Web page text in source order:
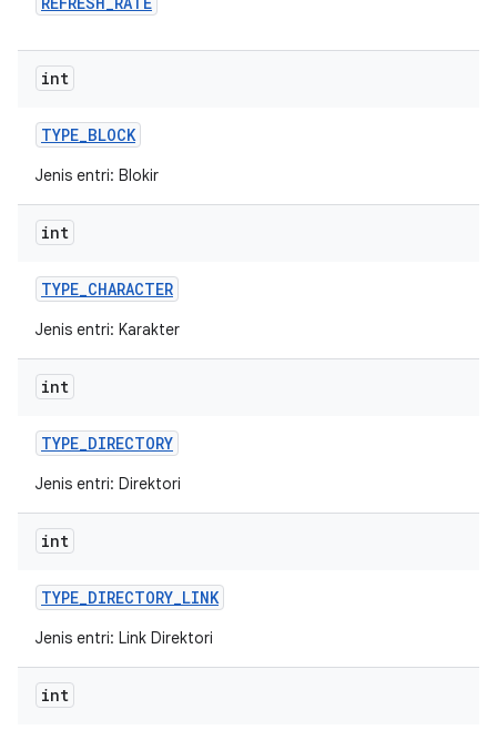
int
TYPE_BLOCK
Jenis entri: Blokir
int
TYPE_CHARACTER
Jenis entri: Karakter
int
TYPE_DIRECTORY
Jenis entri: Direktori
int
TYPE_DIRECTORY_LINK
Jenis entri: Link Direktori
int